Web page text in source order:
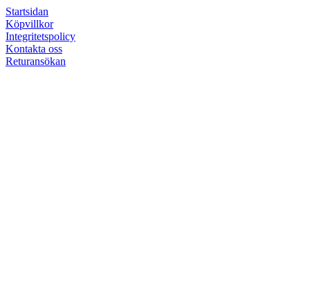
Startsidan
Köpvillkor
Integritetspolicy
Kontakta oss
Returansökan